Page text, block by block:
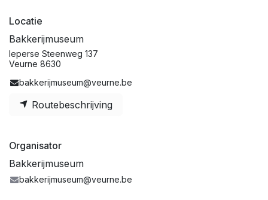
Locatie
Bakkerijmuseum
Ieperse Steenweg 137
Veurne 8630
bakkerijmuseum@veurne.be
Routebeschrijving
Organisator
Bakkerijmuseum
bakkerijmuseum@veurne.be